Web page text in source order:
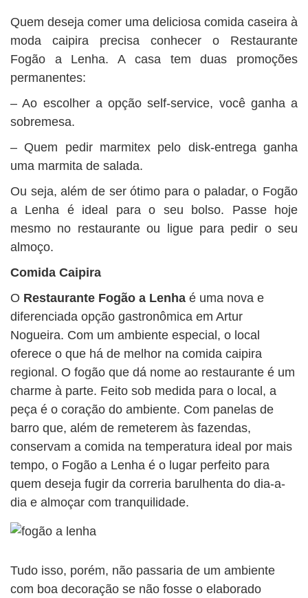
Quem deseja comer uma deliciosa comida caseira à
moda caipira precisa conhecer o Restaurante
Fogão a Lenha. A casa tem duas promoções
permanentes:
– Ao escolher a opção self-service, você ganha a
sobremesa.
– Quem pedir marmitex pelo disk-entrega ganha
uma marmita de salada.
Ou seja, além de ser ótimo para o paladar, o Fogão
a Lenha é ideal para o seu bolso. Passe hoje
mesmo no restaurante ou ligue para pedir o seu
almoço.
Comida Caipira
O Restaurante Fogão a Lenha é uma nova e
diferenciada opção gastronômica em Artur
Nogueira. Com um ambiente especial, o local
oferece o que há de melhor na comida caipira
regional. O fogão que dá nome ao restaurante é um
charme à parte. Feito sob medida para o local, a
peça é o coração do ambiente. Com panelas de
barro que, além de remeterem às fazendas,
conservam a comida na temperatura ideal por mais
tempo, o Fogão a Lenha é o lugar perfeito para
quem deseja fugir da correria barulhenta do dia-a-
dia e almoçar com tranquilidade.
Tudo isso, porém, não passaria de um ambiente
com boa decoração se não fosse o elaborado